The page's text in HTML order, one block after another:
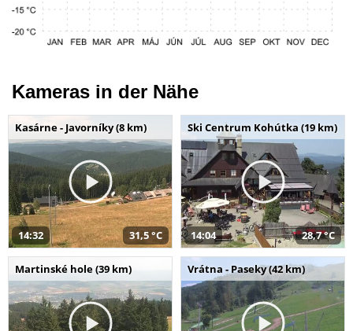
Kameras in der Nähe
Kasárne - Javorníky (8 km)
14:32 31,5 °C
Ski Centrum Kohútka (19 km)
14:04 28,7 °C
Martinské hole (39 km) Vrátna - Paseky (42 km)